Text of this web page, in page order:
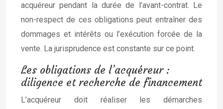
acquéreur pendant la durée de l’avant-contrat. Le
non-respect de ces obligations peut entraîner des
dommages et intérêts ou l’exécution forcée de la
vente. La jurisprudence est constante sur ce point.
Les obligations de l’acquéreur :
diligence et recherche de financement
L’acquéreur doit réaliser les démarches